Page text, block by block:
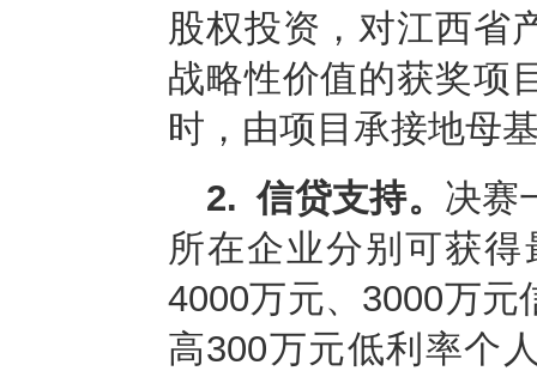
股权投资，对江西省
战略性价值的获奖项
时，由项目承接地母
2. 信贷支持。 决赛
所在企业分别可获
4000万元、3000万元
高300万元低利率个